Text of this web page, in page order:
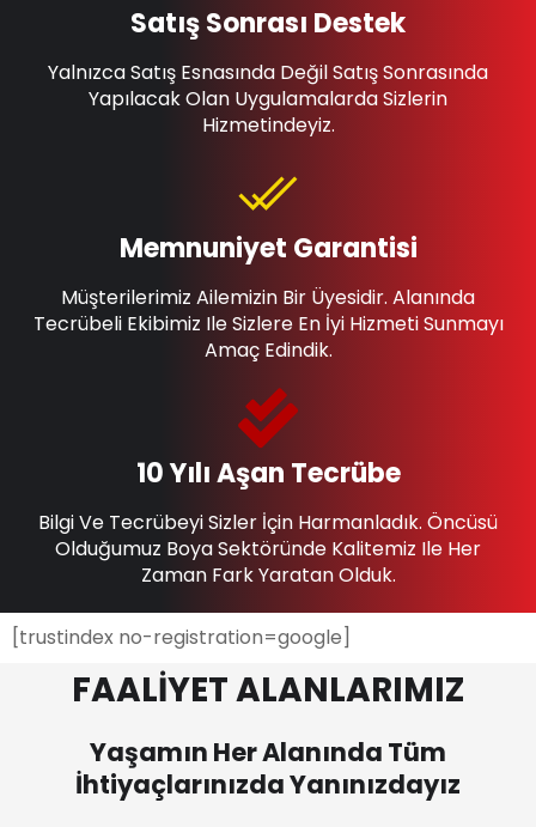
10 Yılı Aşan Tecrübe
Bilgi Ve Tecrübeyi Sizler İçin Harmanladık. Öncüsü
Olduğumuz Boya Sektöründe Kalitemiz Ile Her
Zaman Fark Yaratan Olduk.
Memnuniyet Garantisi
Müşterilerimiz Ailemizin Bir Üyesidir. Alanında
Tecrübeli Ekibimiz Ile Sizlere En İyi Hizmeti Sunmayı
Amaç Edindik.
Satış Sonrası Destek
Yalnızca Satış Esnasında Değil Satış Sonrasında
Yapılacak Olan Uygulamalarda Sizlerin
Hizmetindeyiz.
[trustindex no-registration=google]
FAALİYET ALANLARIMIZ
Yaşamın Her Alanında Tüm
İhtiyaçlarınızda Yanınızdayız